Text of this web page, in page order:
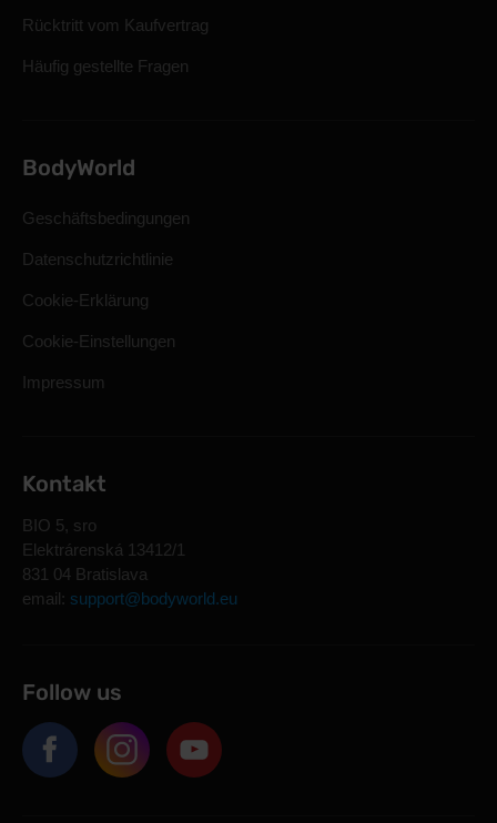
Rücktritt vom Kaufvertrag
Häufig gestellte Fragen
BodyWorld
Geschäftsbedingungen
Datenschutzrichtlinie
Cookie-Erklärung
Cookie-Einstellungen
Impressum
Kontakt
BIO 5, sro
Elektrárenská 13412/1
831 04 Bratislava
email: support@bodyworld.eu
Follow us